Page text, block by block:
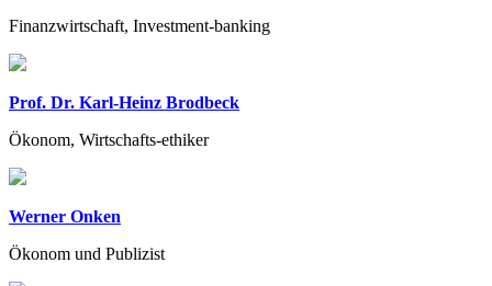
Finanzwirtschaft, Investment-banking
Prof. Dr. Karl-Heinz Brodbeck
Ökonom, Wirtschafts-ethiker
Werner Onken
Ökonom und Publizist